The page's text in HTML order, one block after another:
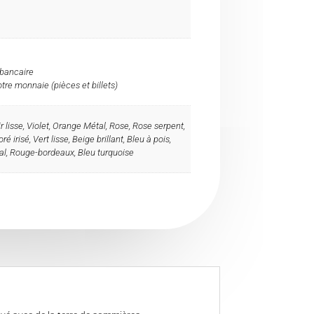
monnaie (pièces et billets)
lisse, Violet, Orange Métal, Rose, Rose serpent,
irisé, Vert lisse, Beige brillant, Bleu à pois,
Rouge-bordeaux, Bleu turquoise